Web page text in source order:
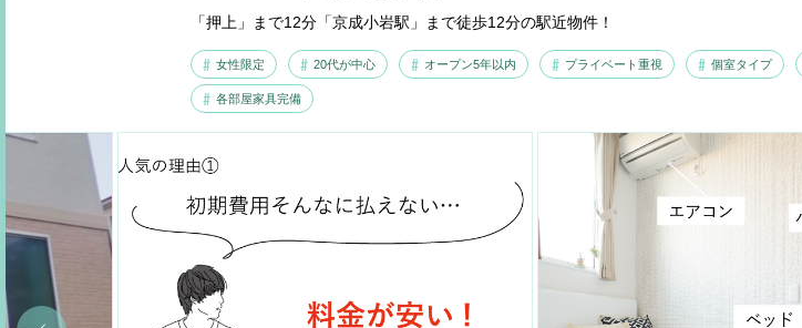
「押上」まで12分「京成小岩駅」まで徒歩12分の駅近物件！
女性限定 20代が中心 オープン5年以内 プライベート重視 個室タイプ
各部屋家具完備